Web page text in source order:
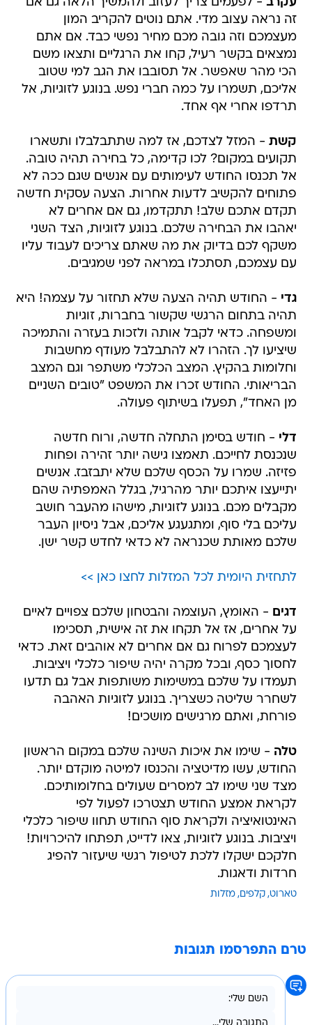
זה נראה עצוב מדי. אתם נוטים להקריב המון
מעצמכם וזה גובה מכם מחיר נפשי כבד. אם אתם
נמצאים בקשר רעיל, קחו את הרגליים ותצאו משם
הכי מהר שאפשר. אל תסובבו את הגב למי שטוב
אליכם, תשמרו על כמה חברי נפש. בנוגע לזוגיות, אל
תרדפו אחרי אף אחד.
קשת - המזל לצדכם, אז למה שתתבלבלו ותשארו
תקועים במקום? לכו קדימה, כל בחירה תהיה טובה.
אל תכנסו החודש לעימותים עם אנשים שגם ככה לא
פתוחים להקשיב לדעות אחרות. הצעה עסקית חדשה
תקדם אתכם שלב! תתקדמו, גם אם אחרים לא
יאהבו את הבחירה שלכם. בנוגע לזוגיות, הצד השני
משקף לכם בדיוק את מה שאתם צריכים לעבוד עליו
עם עצמכם, תסתכלו במראה לפני שמגיבים.
גדי - החודש תהיה הצעה שלא תחזור על עצמה! היא
תהיה בתחום הרגשי שקשור בחברות, זוגיות
ומשפחה. כדאי לקבל אותה ולזכות בעזרה והתמיכה
שיציעו לך. הזהרו לא להתבלבל מעודף מחשבות
וחלומות בהקיץ. המצב הכלכלי משתפר וגם המצב
הבריאותי. החודש זכרו את המשפט "טובים השניים
מן האחד", תפעלו בשיתוף פעולה.
דלי - חודש בסימן התחלה חדשה, ורוח חדשה
שנכנסת לחייכם. תאמצו גישה יותר זהירה ופחות
פזיזה. שמרו על הכסף שלכם שלא יתבזבז. אנשים
יתייעצו איתכם יותר מהרגיל, בגלל האמפתיה שהם
מקבלים מכם. בנוגע לזוגיות, מישהו מהעבר חושב
עליכם בלי סוף, ומתגעגע אליכם, אבל ניסיון העבר
שלכם מאותת שכנראה לא כדאי לחדש קשר ישן.
לתחזית היומית לכל המזלות לחצו כאן >>
דגים - האומץ, העוצמה והבטחון שלכם צפויים לאיים
על אחרים, אז אל תקחו את זה אישית, תסכימו
לעצמכם לפרוח גם אם אחרים לא אוהבים זאת. כדאי
לחסוך כסף, ובכל מקרה יהיה שיפור כלכלי ויציבות.
תעמדו על שלכם במשימות משותפות אבל גם תדעו
לשחרר שליטה כשצריך. בנוגע לזוגיות האהבה
פורחת, ואתם מרגישים מושכים!
טלה - שימו את איכות השינה שלכם במקום הראשון
החודש, עשו מדיטציה והכנסו למיטה מוקדם יותר.
מצד שני שימו לב למסרים שעולים בחלומותיכם.
לקראת אמצע החודש תצטרכו לפעול לפי
האינטואיציה ולקראת סוף החודש תחוו שיפור כלכלי
ויציבות. בנוגע לזוגיות, צאו לדייט, תפתחו להיכרויות!
חלקכם ישקלו ללכת לטיפול רגשי שיעזור להפיג
חרדות ודאגות.
טארוט קלפים מזלות
טרם התפרסמו תגובות